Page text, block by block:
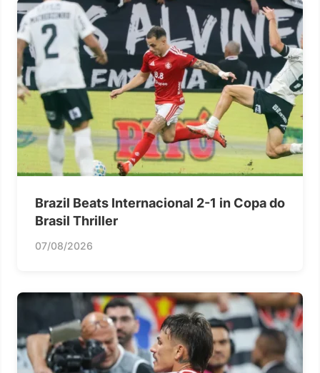
Brazil Beats Internacional 2-1 in Copa do
Brasil Thriller
07/08/2026